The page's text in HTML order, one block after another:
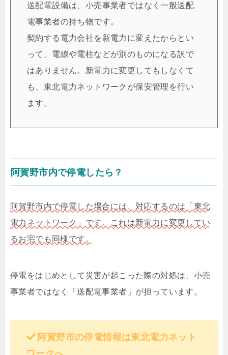
送配電設備は、小売事業者ではなく一般送配
電事業者の持ち物です。
契約する電力会社を新電力に変えたからとい
って、電線や電柱などが別のものになる訳で
はありません。新電力に変更してもしなくて
も、東北電力ネットワークが保安管理を行い
ます。
阿賀野市内で停電したら？
阿賀野市内で停電した場合には、対応するのは「東北
電力ネットワーク」です。これは新電力に変更してい
るお宅でも同様です。
停電をはじめとして災害が起こった際の対処は、小売
事業者ではなく「送配電事業者」が担っています。
阿賀野市の停電情報は東北電力ネット